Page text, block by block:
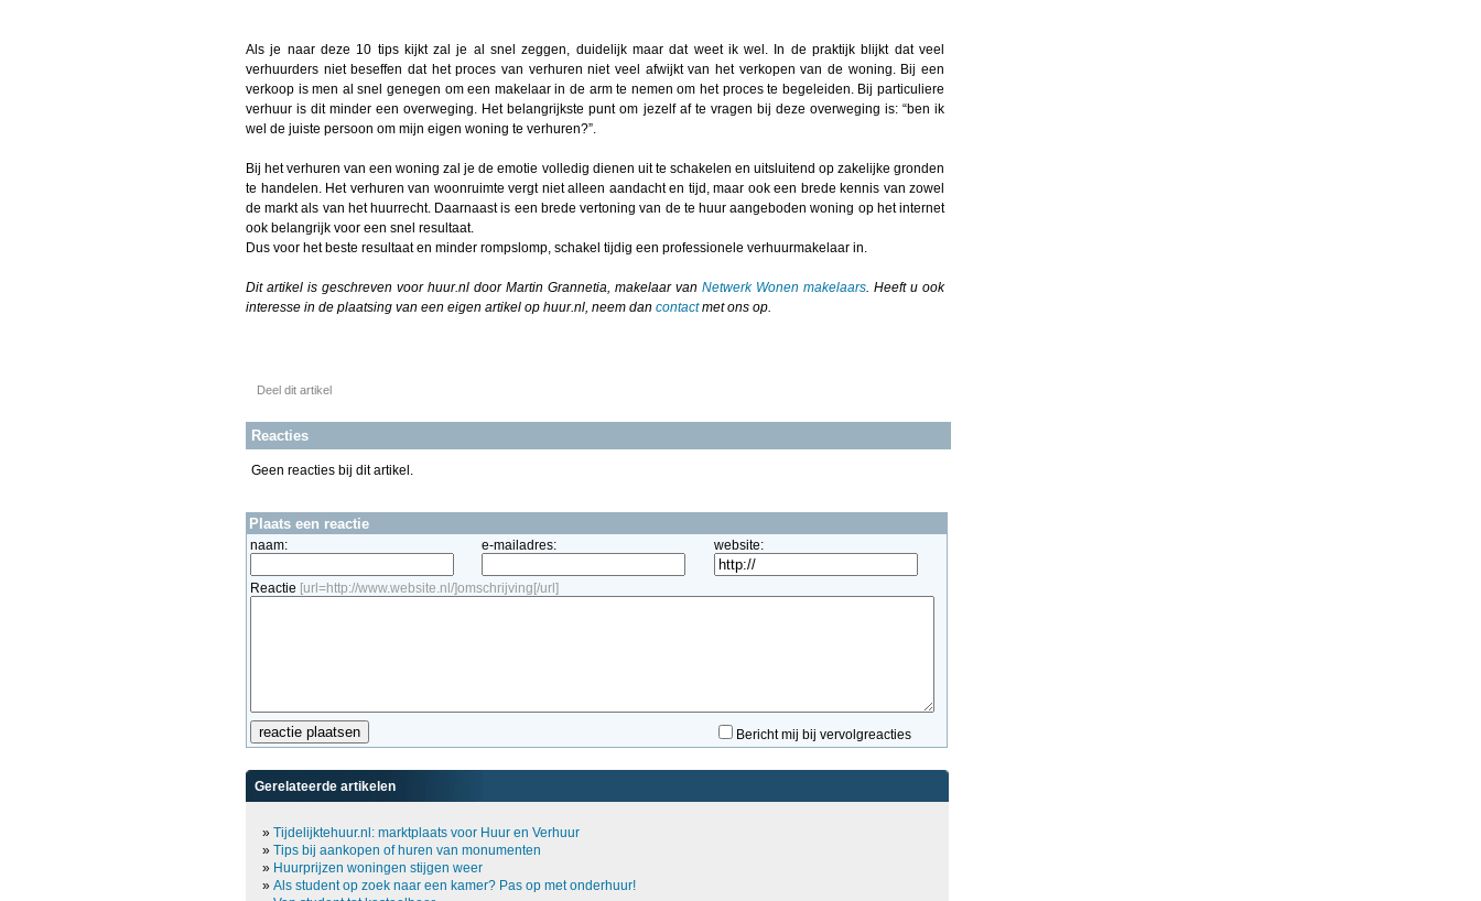
Als je naar deze 10 tips kijkt zal je al snel zeggen, duidelijk maar dat weet ik wel. In de praktijk blijkt dat veel
verhuurders niet beseffen dat het proces van verhuren niet veel afwijkt van het verkopen van de woning. Bij een
verkoop is men al snel genegen om een makelaar in de arm te nemen om het proces te begeleiden. Bij particuliere
verhuur is dit minder een overweging. Het belangrijkste punt om jezelf af te vragen bij deze overweging is: “ben ik
wel de juiste persoon om mijn eigen woning te verhuren?”.
Bij het verhuren van een woning zal je de emotie volledig dienen uit te schakelen en uitsluitend op zakelijke gronden
te handelen. Het verhuren van woonruimte vergt niet alleen aandacht en tijd, maar ook een brede kennis van zowel
de markt als van het huurrecht. Daarnaast is een brede vertoning van de te huur aangeboden woning op het internet
ook belangrijk voor een snel resultaat.
Dus voor het beste resultaat en minder rompslomp, schakel tijdig een professionele verhuurmakelaar in.
Dit artikel is geschreven voor huur.nl door Martin Grannetia, makelaar van Netwerk Wonen makelaars. Heeft u ook
interesse in de plaatsing van een eigen artikel op huur.nl, neem dan contactmet ons op.
Deel dit artikel
Reacties
Geen reacties bij dit artikel.
Plaats een reactie
naam: e-mailadres: website:
Reactie [url=http://www.website.nl/]omschrijving[/url]
Bericht mij bij vervolgreacties
Gerelateerde artikelen
» Tijdelijktehuur.nl: marktplaats voor Huur en Verhuur
» Tips bij aankopen of huren van monumenten
» Huurprijzen woningen stijgen weer
» Als student op zoek naar een kamer? Pas op met onderhuur!